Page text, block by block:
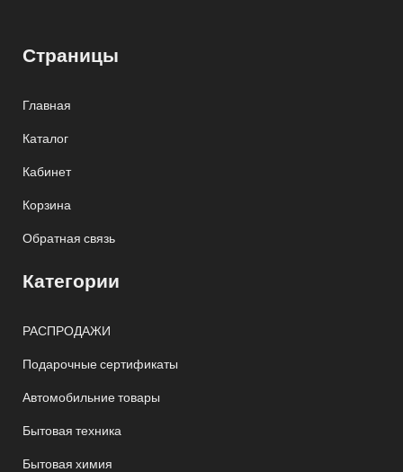
Страницы
Главная
Каталог
Кабинет
Корзина
Обратная связь
Категории
РАСПРОДАЖИ
Подарочные сертификаты
Автомобильние товары
Бытовая техника
Бытовая химия